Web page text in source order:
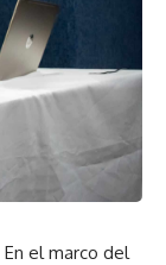
En el marco del